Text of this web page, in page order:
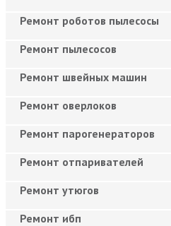
Ремонт роботов пылесосы
Ремонт пылесосов
Ремонт швейных машин
Ремонт оверлоков
Ремонт парогенераторов
Ремонт отпаривателей
Ремонт утюгов
Ремонт ибп